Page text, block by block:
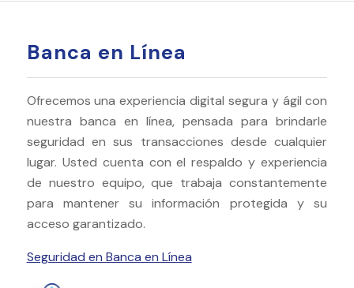
Banca en Línea
Ofrecemos una experiencia digital segura y ágil con
nuestra banca en línea, pensada para brindarle
seguridad en sus transacciones desde cualquier
lugar. Usted cuenta con el respaldo y experiencia
de nuestro equipo, que trabaja constantemente
para mantener su información protegida y su
acceso garantizado.
Seguridad en Banca en Línea